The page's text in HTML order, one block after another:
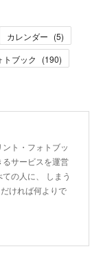
カレンダー (5)
トブック (190)
ント・フォトブッ
サービスを運営
の人に、 しまう
ければ何よりで